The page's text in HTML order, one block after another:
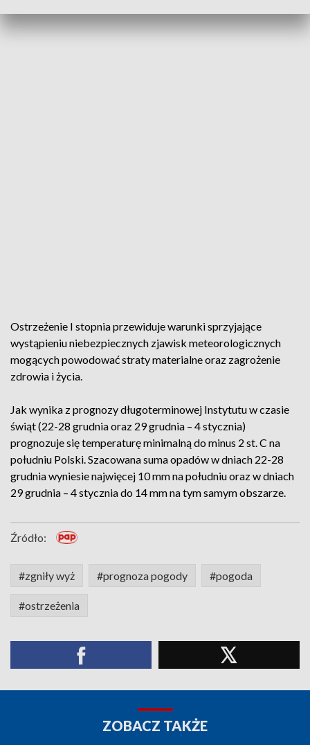
Ostrzeżenie I stopnia przewiduje warunki sprzyjające
wystąpieniu niebezpiecznych zjawisk meteorologicznych
mogących powodować straty materialne oraz zagrożenie
zdrowia i życia.
Jak wynika z prognozy długoterminowej Instytutu w czasie
świąt (22-28 grudnia oraz 29 grudnia – 4 stycznia)
prognozuje się temperaturę minimalną do minus 2 st. C na
południu Polski. Szacowana suma opadów w dniach 22-28
grudnia wyniesie najwięcej 10 mm na południu oraz w dniach
29 grudnia – 4 stycznia do 14 mm na tym samym obszarze.
Źródło:
#zgniły wyż #prognoza pogody #pogoda
#ostrzeżenia
ZOBACZ TAKŻE